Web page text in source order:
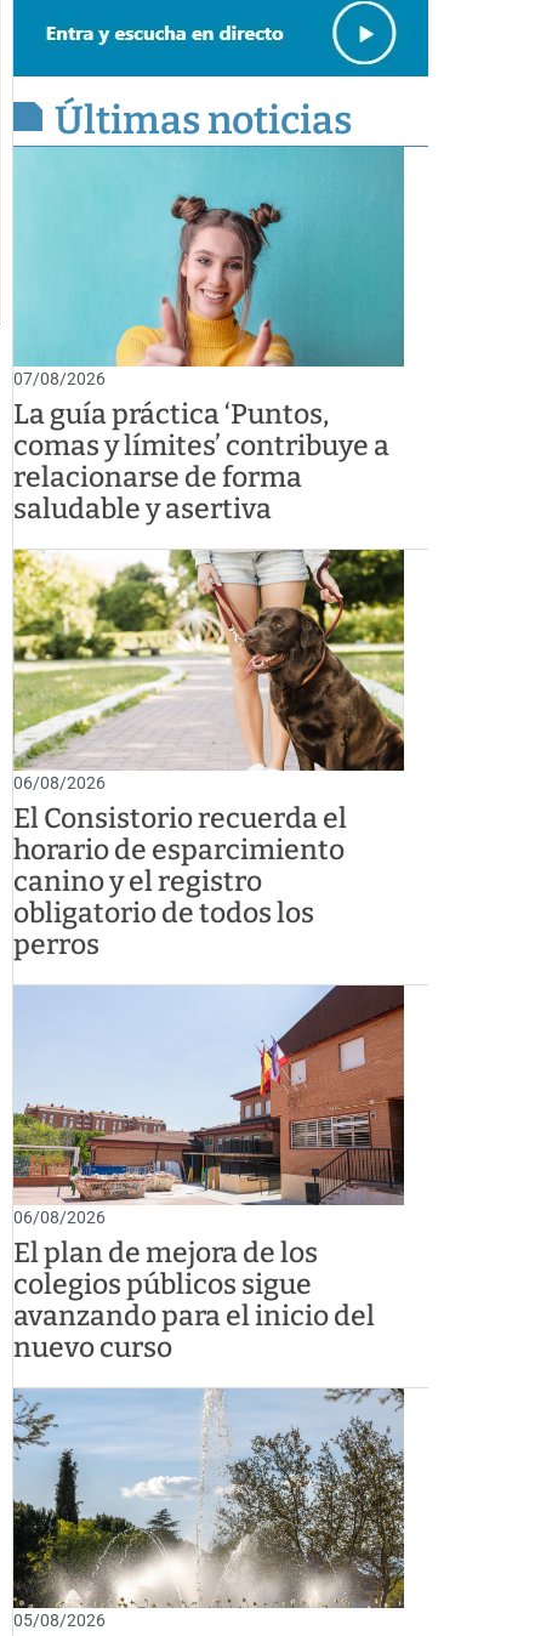
Últimas noticias
07/08/2026
La guía práctica ‘Puntos,
comas y límites’ contribuye a
relacionarse de forma
saludable y asertiva
06/08/2026
El Consistorio recuerda el
horario de esparcimiento
canino y el registro
obligatorio de todos los
perros
06/08/2026
El plan de mejora de los
colegios públicos sigue
avanzando para el inicio del
nuevo curso
05/08/2026